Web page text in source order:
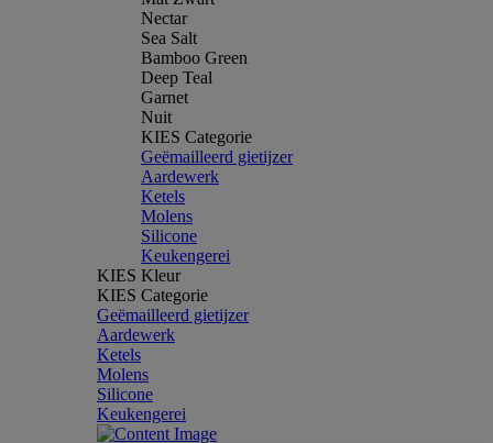
Nectar
Sea Salt
Bamboo Green
Deep Teal
Garnet
Nuit
KIES Categorie
Geëmailleerd gietijzer
Aardewerk
Ketels
Molens
Silicone
Keukengerei
KIES Kleur
KIES Categorie
Geëmailleerd gietijzer
Aardewerk
Ketels
Molens
Silicone
Keukengerei